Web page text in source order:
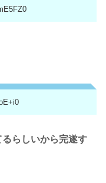
らしいから完遂す